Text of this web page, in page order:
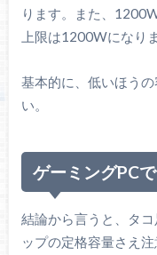
ります。また、
上限は1200Wになり
基本的に、低いほう
い。
ゲーミングPC
結論から言うと、タ
ップの定格容量さえ